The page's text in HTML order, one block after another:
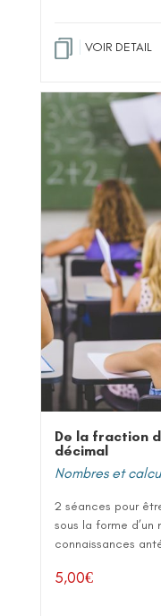
VOIR DETAIL
De la fraction
décimal
Nombres et
2 séances pour
sous la forme
connaissances
5,00€